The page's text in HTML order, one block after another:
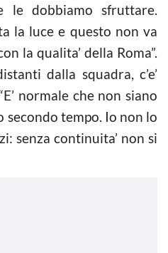
le dobbiamo sfruttare.
la luce e questo non va
la qualita’ della Roma”.
dalla squadra, c’e’
normale che non siano
tempo. Io non lo
senza continuita’ non si